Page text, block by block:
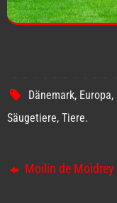
Dänemark, Europa,
Säugetiere, Tiere.
Moilin de Moidrey